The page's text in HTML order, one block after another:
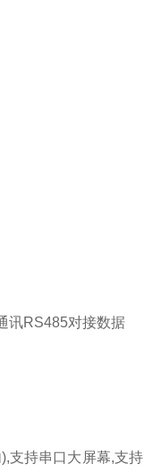
),支持串口大屏幕,支